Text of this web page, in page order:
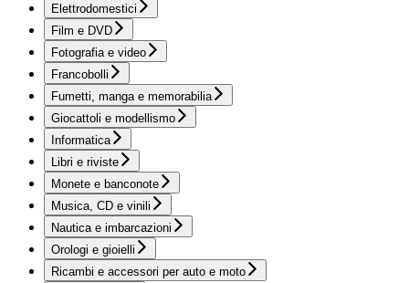
Elettrodomestici
Film e DVD
Fotografia e video
Francobolli
Fumetti, manga e memorabilia
Giocattoli e modellismo
Informatica
Libri e riviste
Monete e banconote
Musica, CD e vinili
Nautica e imbarcazioni
Orologi e gioielli
Ricambi e accessori per auto e moto